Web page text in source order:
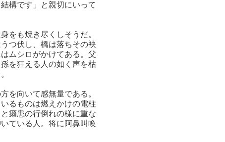
構です」と親切にいって
をも焼き尽くしそうだ。
つ伏し、橋は落ちその袂
ムシロがかけてある。父
を狂える人の如く声を枯
を向いて感無量である。
るものは燃えかけの電柱
癩患の行倒れの様に重な
ている人。将に阿鼻叫喚